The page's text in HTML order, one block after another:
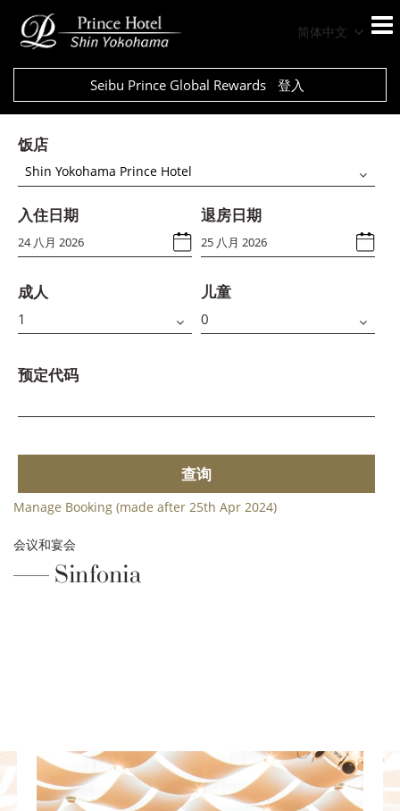
简体中文
Seibu Prince Global Rewards 登入
饭店
Shin Yokohama Prince Hotel
入住日期 退房日期
成人 儿童
预定代码
查询
Manage Booking (made after 25th Apr 2024)
会议和宴会
Sinfonia